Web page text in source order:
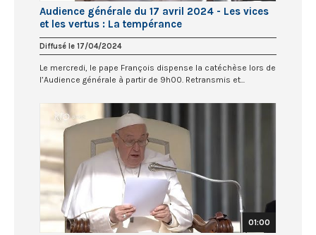
Audience générale du 17 avril 2024 - Les vices
et les vertus : La tempérance
Diffusé le 17/04/2024
Le mercredi, le pape François dispense la catéchèse lors de
l’Audience générale à partir de 9h00. Retransmis et...
01:00